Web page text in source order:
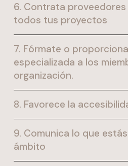
6. Contrata
todos tus proyectos
7. Fórmate o
especializada a los
organización.
8. Favorece la
9. Comunica lo que
ámbito